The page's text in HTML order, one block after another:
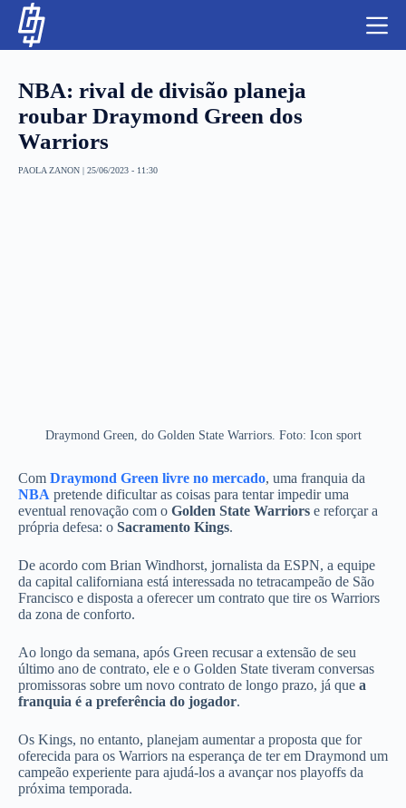
NBA: rival de divisão planeja
roubar Draymond Green dos
Warriors
PAOLA ZANON | 25/06/2023 - 11:30
Draymond Green, do Golden State Warriors. Foto: Icon sport
Com Draymond Green livre no mercado, uma franquia da
NBA pretende dificultar as coisas para tentar impedir uma
eventual renovação com o Golden State Warriors e reforçar a
própria defesa: o Sacramento Kings.
De acordo com Brian Windhorst, jornalista da ESPN, a equipe
da capital californiana está interessada no tetracampeão de São
Francisco e disposta a oferecer um contrato que tire os Warriors
da zona de conforto.
Ao longo da semana, após Green recusar a extensão de seu
último ano de contrato, ele e o Golden State tiveram conversas
promissoras sobre um novo contrato de longo prazo, já que a
franquia é a preferência do jogador.
Os Kings, no entanto, planejam aumentar a proposta que for
oferecida para os Warriors na esperança de ter em Draymond um
campeão experiente para ajudá-los a avançar nos playoffs da
próxima temporada.